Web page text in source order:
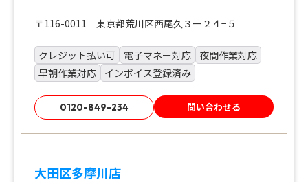
〒116-0011 東京都荒川区西尾久３ー２４−５
クレジット払い可 電子マネー対応
夜間作業対応
早朝作業対応
インボイス登録済み
0120-849-234 問い合わせる
大田区多摩川店